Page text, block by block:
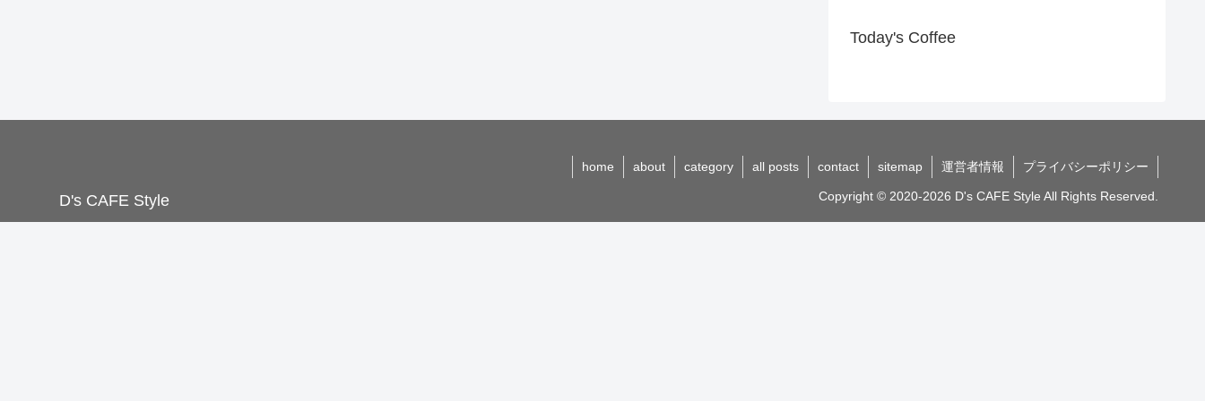
Today's Coffee
D's CAFE Style
home about category all posts contact sitemap 運営者情報 プライバシーポリシー
Copyright © 2020-2026 D's CAFE Style All Rights Reserved.